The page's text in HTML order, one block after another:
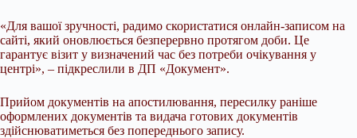
«Для вашої зручності, радимо скористатися онлайн-записом на
сайті, який оновлюється безперервно протягом доби. Це
гарантує візит у визначений час без потреби очікування у
центрі», – підкреслили в ДП «Документ».
Прийом документів на апостилювання, пересилку раніше
оформлених документів та видача готових документів
здійснюватиметься без попереднього запису.